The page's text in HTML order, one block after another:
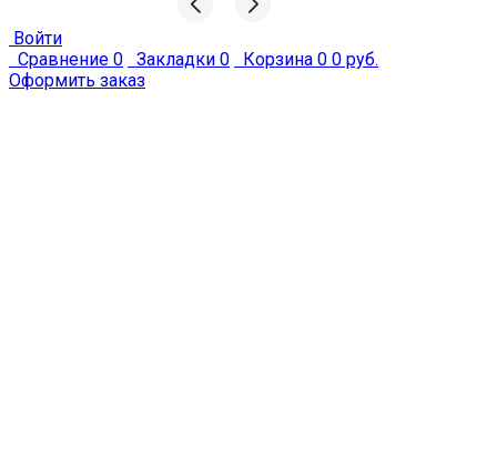
Войти
Сравнение 0 Закладки 0 Корзина 0 0 руб.
Оформить заказ